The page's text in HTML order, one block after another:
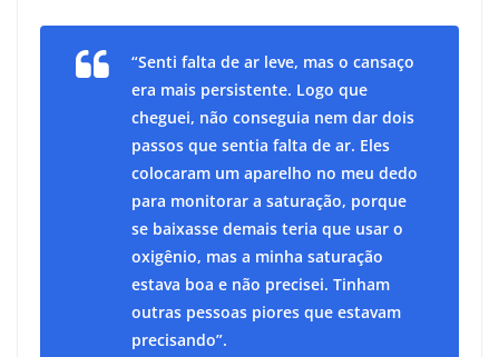
“Senti falta de ar leve, mas o cansaço
era mais persistente. Logo que
cheguei, não conseguia nem dar dois
passos que sentia falta de ar. Eles
colocaram um aparelho no meu dedo
para monitorar a saturação, porque
se baixasse demais teria que usar o
oxigênio, mas a minha saturação
estava boa e não precisei. Tinham
outras pessoas piores que estavam
precisando”.